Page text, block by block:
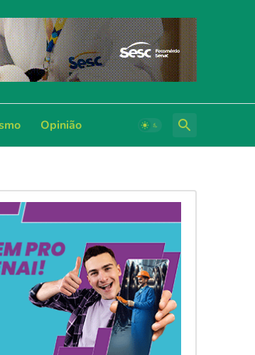
Opinião